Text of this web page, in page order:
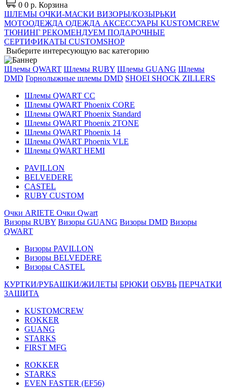
0 0 р. Корзина
ШЛЕМЫ ОЧКИ-МАСКИ ВИЗОРЫ/КОЗЫРЬКИ
МОТООДЕЖДА ОДЕЖДА АКСЕССУАРЫ KUSTOMCREW
ТЮНИНГ РЕКОМЕНДУЕМ ПОДАРОЧНЫЕ
СЕРТИФИКАТЫ CUSTOMSHOP
Выберите интересующую вас категорию
Шлемы QWART Шлемы RUBY Шлемы GUANG Шлемы
DMD Горнолыжные шлемы DMD SHOEI SHOCK ZILLERS
Шлемы QWART CC
Шлемы QWART Phoenix CORE
Шлемы QWART Phoenix Standard
Шлемы QWART Phoenix 2TONE
Шлемы QWART Phoenix 14
Шлемы QWART Phoenix VLE
Шлемы QWART HEMI
PAVILLON
BELVEDERE
CASTEL
RUBY CUSTOM
Очки ARIETE Очки Qwart
Визоры RUBY Визоры GUANG Визоры DMD Визоры
QWART
Визоры PAVILLON
Визоры BELVEDERE
Визоры CASTEL
КУРТКИ/РУБАШКИ/ЖИЛЕТЫ БРЮКИ ОБУВЬ ПЕРЧАТКИ
ЗАЩИТА
KUSTOMCREW
ROKKER
GUANG
STARKS
FIRST MFG
ROKKER
STARKS
EVEN FASTER (EF56)